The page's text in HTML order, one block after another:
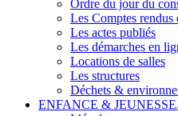
Ordre du jour du
Les Comptes
Les actes publiés
Les démarches en
Locations de salles
Les structures
Déchets &
ENFANCE & JEUNESSE